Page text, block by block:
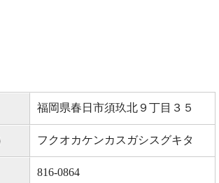
福岡県春日市須玖北９丁目３５
フクオカケンカスガシスグキタ
816-0864